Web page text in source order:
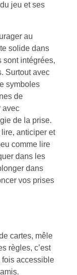
jeu et ses
au
solide dans
sont intégrées,
Surtout avec
symboles
de
avec
de la prise.
anticiper et
comme lire
dans les
dans
vos prises
cartes, mêle
règles, c’est
fois accessible